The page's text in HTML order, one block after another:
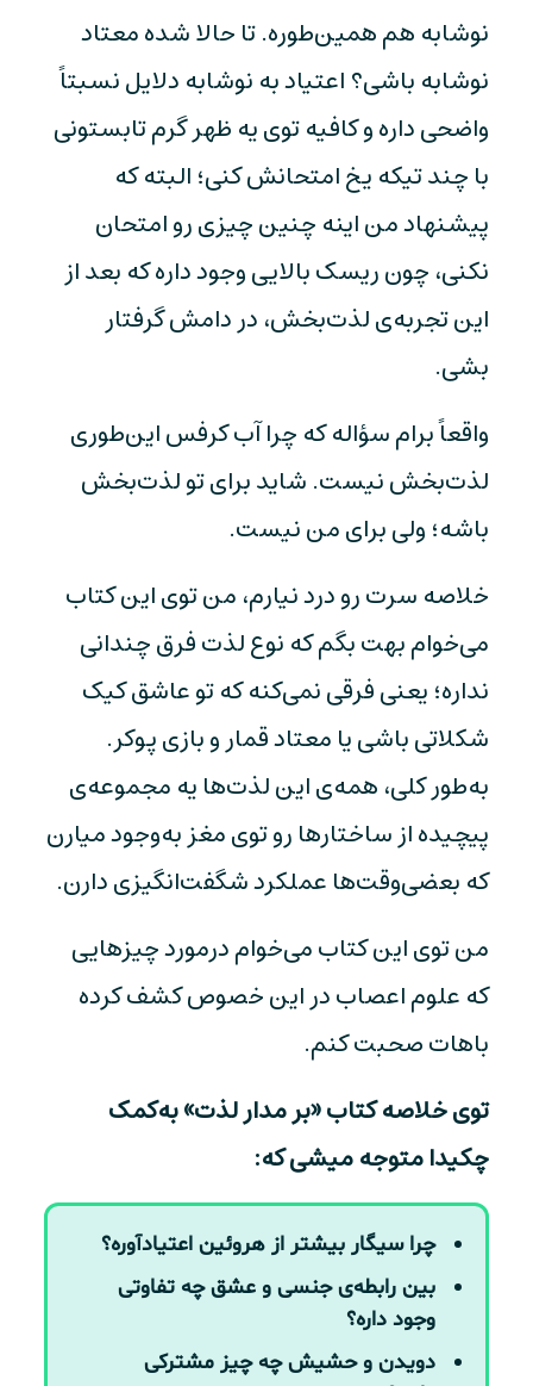
نوشابه هم همین‌طوره. تا حالا شده معتاد
نوشابه باشی؟ اعتیاد به نوشابه دلایل نسبتاً
واضحی داره و کافیه توی یه ظهر گرم تابستونی
با چند تیکه یخ امتحانش کنی؛ البته که
پیشنهاد من اینه چنین چیزی رو امتحان
نکنی، چون ریسک بالایی وجود داره که بعد از
این تجربه‌ی لذت‌بخش، در دامش گرفتار
بشی.
واقعاً برام سؤاله که چرا آب کرفس این‌طوری
لذت‌بخش نیست. شاید برای تو لذت‌بخش
باشه؛ ولی برای من نیست.
خلاصه سرت رو درد نیارم، من توی این کتاب
می‌خوام بهت بگم که نوع لذت فرق چندانی
نداره؛ یعنی فرقی نمی‌کنه که تو عاشق کیک
شکلاتی باشی یا معتاد قمار و بازی پوکر.
به‌طور کلی، همه‌ی این لذت‌ها یه مجموعه‌ی
پیچیده از ساختارها رو توی مغز به‌وجود میارن
که بعضی‌وقت‌ها عملکرد شگفت‌انگیزی دارن.
من توی این کتاب می‌خوام درمورد چیزهایی
که علوم اعصاب در این خصوص کشف کرده
باهات صحبت کنم.
توی خلاصه کتاب «بر مدار لذت» به‌کمک
چکیدا متوجه میشی که:
چرا سیگار بیشتر از هروئین اعتیاد‌آوره؟
بین رابطه‌ی جنسی و عشق چه تفاوتی
وجود داره؟
دویدن و حشیش چه چیز مشترکی